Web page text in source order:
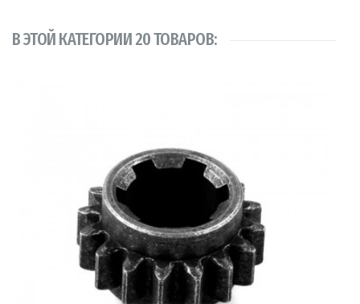
В ЭТОЙ КАТЕГОРИИ 20 ТОВАРОВ: